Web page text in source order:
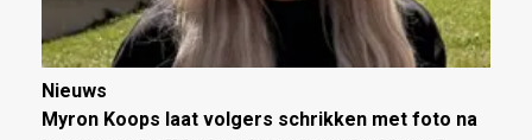
Nieuws
Myron Koops laat volgers schrikken met foto na